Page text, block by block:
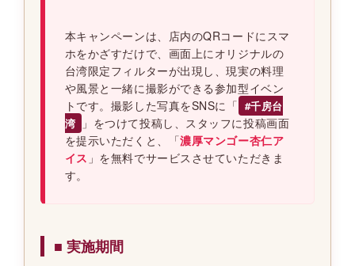
本キャンペーンは、店内のQRコードにスマ
ホをかざすだけで、画面上にオリジナルの
台湾限定フィルターが出現し、現実の料理
や風景と一緒に撮影ができる参加型イベン
トです。撮影した写真をSNSに「 #千房台
湾
」をつけて投稿し、スタッフに投稿画面
を提示いただくと、「濃厚マンゴー杏仁ア
イス 」を無料でサービスさせていただきま
す。
■ 実施期間